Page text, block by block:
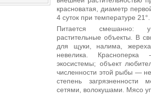
красноватая, диаметр
4 суток при температуре
Питается смешанно:
растительные объекты. В
для щуки, налима,
невелика.
экосистемы; объект
численности этой рыбы —
степень загрязненности
сетями, волокушами. Мясо